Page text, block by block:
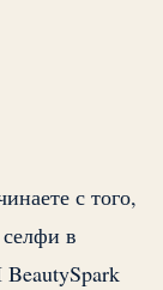
с того,
селфи в